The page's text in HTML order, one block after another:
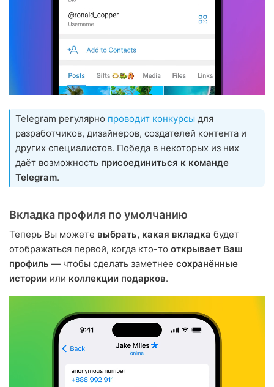
Telegram регулярно проводит конкурсы для
разработчиков, дизайнеров, создателей контента и
других специалистов. Победа в некоторых из них
даёт возможность присоединиться к команде
Telegram.
Вкладка профиля по умолчанию
Теперь Вы можете выбрать, какая вкладка будет
отображаться первой, когда кто-то открывает Ваш
профиль — чтобы сделать заметнее сохранённые
истории или коллекции подарков.